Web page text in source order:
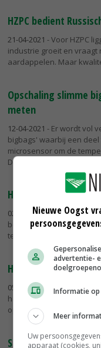
HZPC bedient
21-04-2021 - Voor HZPC
industrie groeit en
aardappelen. Maar
Opschaling slimme
meten
12-04-2021 - Er wordt vol
bigbags' waarbij een
microsensor om de
Dit...
HZPC stopt met
02-04-2021-
bedrijfsactiviteiten van
te beëindigen.
HZPC zet
05-03-2021
- De
handelsbedrijf HZPC
op 30 euro per 100 kilo.
Slimme bigbags
Nieuwe Oogst
advertentie-
Informatie op
Meer
Uw
apparaat (cookies,